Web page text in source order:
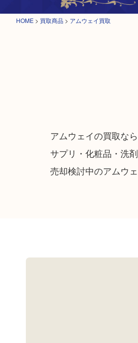
HOME > 買取商品 > アムウェイ買取
アムウェイの買取な
サプリ・化粧品・洗
売却検討中のアムウ